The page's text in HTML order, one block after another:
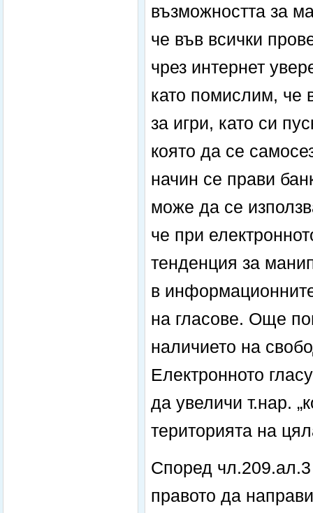
възможността за
че във всички
чрез интернет
като помислим, че
за игри, като си
която да се
начин се прави
може да се
че при
тенденция за
в
на гласове. Още
наличието на
Електронното
да увеличи т.нар.
територията на
Според
правото да